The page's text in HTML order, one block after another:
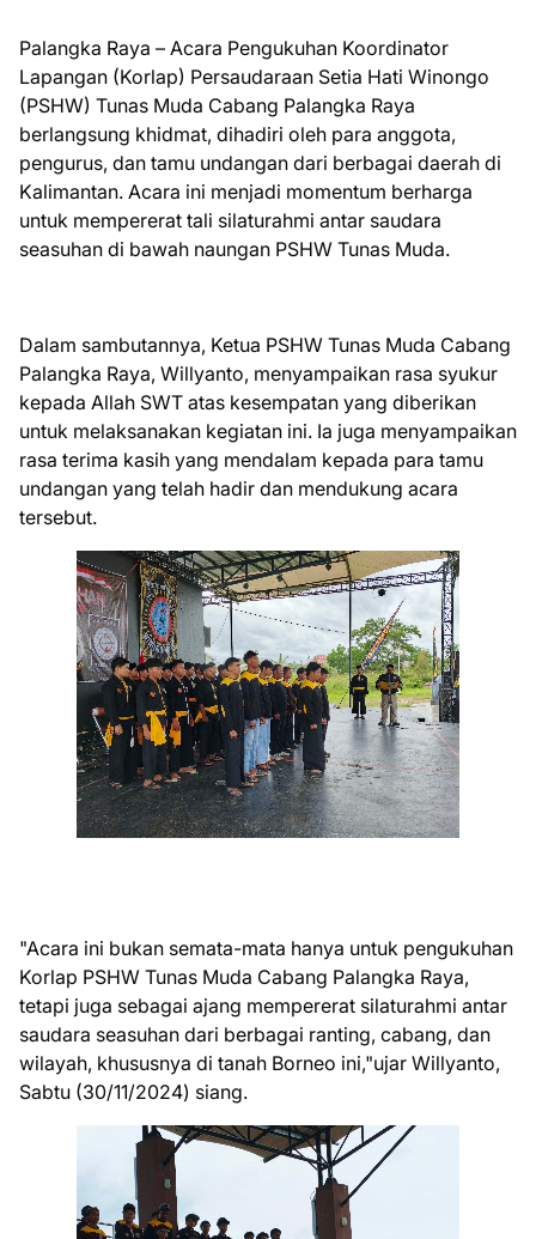
Palangka Raya – Acara Pengukuhan Koordinator
Lapangan (Korlap) Persaudaraan Setia Hati Winongo
(PSHW) Tunas Muda Cabang Palangka Raya
berlangsung khidmat, dihadiri oleh para anggota,
pengurus, dan tamu undangan dari berbagai daerah di
Kalimantan. Acara ini menjadi momentum berharga
untuk mempererat tali silaturahmi antar saudara
seasuhan di bawah naungan PSHW Tunas Muda.
Dalam sambutannya, Ketua PSHW Tunas Muda Cabang
Palangka Raya, Willyanto, menyampaikan rasa syukur
kepada Allah SWT atas kesempatan yang diberikan
untuk melaksanakan kegiatan ini. Ia juga menyampaikan
rasa terima kasih yang mendalam kepada para tamu
undangan yang telah hadir dan mendukung acara
tersebut.
"Acara ini bukan semata-mata hanya untuk pengukuhan
Korlap PSHW Tunas Muda Cabang Palangka Raya,
tetapi juga sebagai ajang mempererat silaturahmi antar
saudara seasuhan dari berbagai ranting, cabang, dan
wilayah, khususnya di tanah Borneo ini,"ujar Willyanto,
Sabtu (30/11/2024) siang.